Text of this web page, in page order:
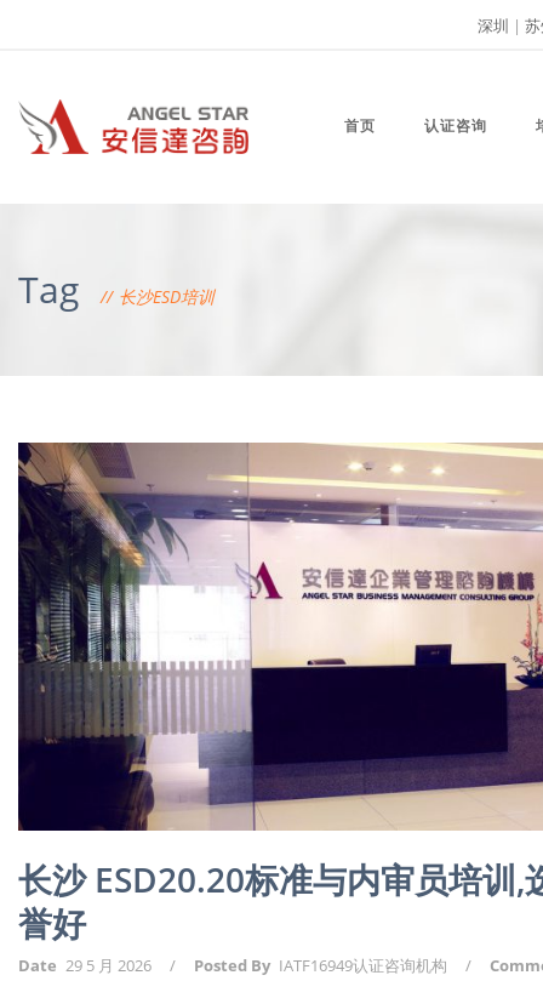
深圳 |
首页 认证咨询
Tag 长沙ESD培训
长沙 ESD20.20标准与内审员培训
誉好
Date 29 5 月 2026 / Posted By IATF16949认证咨询机构 /